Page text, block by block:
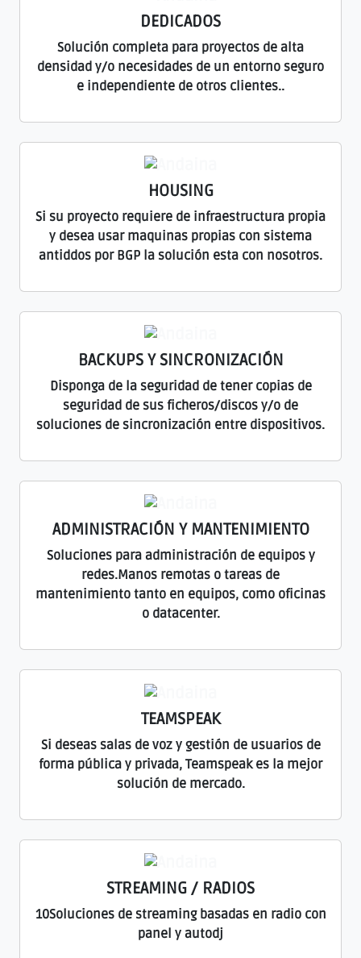
DEDICADOS
Solución completa para proyectos de alta
densidad y/o necesidades de un entorno seguro
e independiente de otros clientes..
HOUSING
Si su proyecto requiere de infraestructura propia
y desea usar maquinas propias con sistema
antiddos por BGP la solución esta con nosotros.
BACKUPS Y SINCRONIZACIÓN
Disponga de la seguridad de tener copias de
seguridad de sus ficheros/discos y/o de
soluciones de sincronización entre dispositivos.
ADMINISTRACIÓN Y MANTENIMIENTO
Soluciones para administración de equipos y
redes.Manos remotas o tareas de
mantenimiento tanto en equipos, como oficinas
o datacenter.
TEAMSPEAK
Si deseas salas de voz y gestión de usuarios de
forma pública y privada, Teamspeak es la mejor
solución de mercado.
STREAMING / RADIOS
10Soluciones de streaming basadas en radio con
panel y autodj